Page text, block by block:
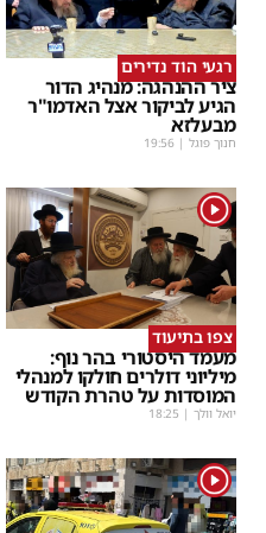
רגעי הוד נדירים
ציר ההנהגה: מנהיג הדור
הגיע לביקור אצל האדמו"ר
מבעלזא
חנוך פוגל |
19:56
1
צפו בתיעוד
מעמד היסטורי בהר נוף:
מיליוני דולרים חולקו למנהלי
המוסדות על טהרת הקודש
יואל וולך |
18:25
1